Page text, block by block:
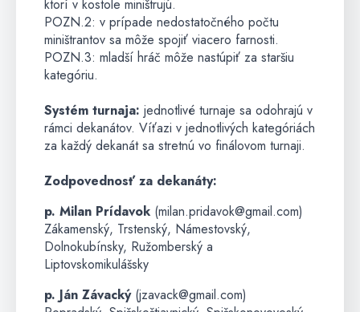
ktorí v kostole miništrujú.
POZN.2: v prípade nedostatočného počtu
miništrantov sa môže spojiť viacero farnosti.
POZN.3: mladší hráč môže nastúpiť za staršiu
kategóriu.
Systém turnaja: jednotlivé turnaje sa odohrajú v
rámci dekanátov. Víťazi v jednotlivých kategóriách
za každý dekanát sa stretnú vo finálovom turnaji.
Zodpovednosť za dekanáty:
p. Milan Prídavok (milan.pridavok@gmail.com)
Zákamenský, Trstenský, Námestovský,
Dolnokubínsky, Ružomberský a
Liptovskomikulášsky
p. Ján Závacký(jzavack@gmail.com)